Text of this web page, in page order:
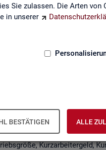
Sie zulassen. Die Arten von
in unserer
BESTÄTIGEN ALLE
Kurz­ar­bei­ter­geld,